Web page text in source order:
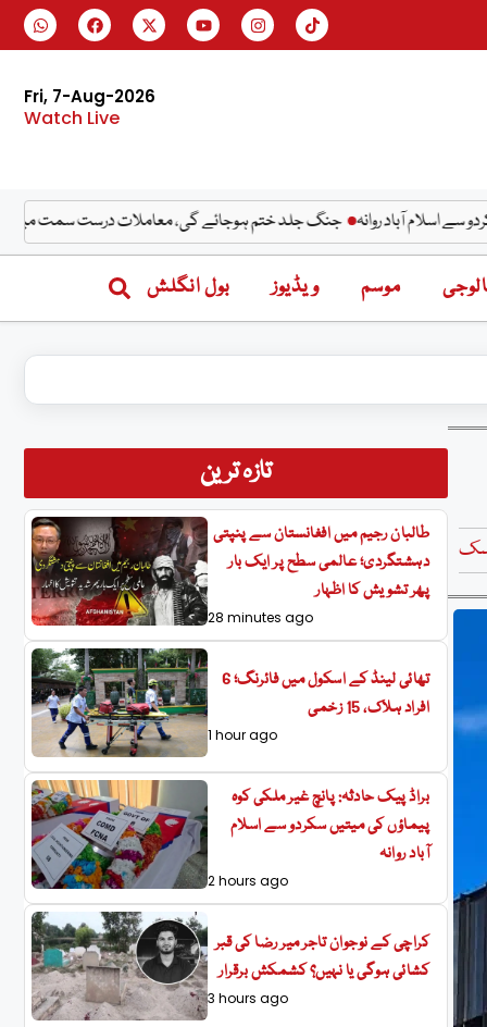
Fri, 7-Aug-2026
Watch Live
روانہ جنگ جلد ختم ہوجائے گی، معاملات درست سمت میں جارہے ہیں،
موسم ویڈیوز بول انگلش
تازہ ترین
طالبان رجیم میں افغانستان سے پنپتی
دہشتگردی؛ عالمی سطح پر ایک بار
پھر تشویش کا اظہار
28 minutes ago
تھائی لینڈ کے اسکول میں فائرنگ؛ 6
افراد ہلاک، 15 زخمی
1 hour ago
براڈ پیک حادثہ: پانچ غیر ملکی کوہ
پیماؤں کی میتیں سکردو سے اسلام
آباد روانہ
2 hours ago
کراچی کے نوجوان تاجر میر رضا کی قبر
کشائی ہوگی یا نہیں؟ کشمکش برقرار
3 hours ago